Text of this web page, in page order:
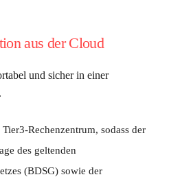
aus der Cloud
und sicher in einer
Rechenzentrum, sodass der
des geltenden
(BDSG) sowie der